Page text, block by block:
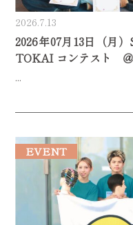
2026.7.13
2026年07月13日（月
TOKAI コンテスト ＠
...
EVENT